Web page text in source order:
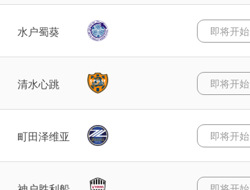
水户蜀葵 即将开始
清水心跳 即将开始
町田泽维亚 即将开始